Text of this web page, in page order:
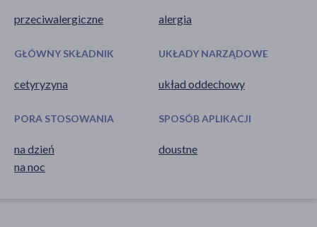
przeciwalergiczne alergia
GŁÓWNY SKŁADNIK
cetyryzyna
UKŁADY NARZĄDOWE
układ oddechowy
PORA STOSOWANIA
na dzień
na noc
SPOSÓB APLIKACJI
doustne